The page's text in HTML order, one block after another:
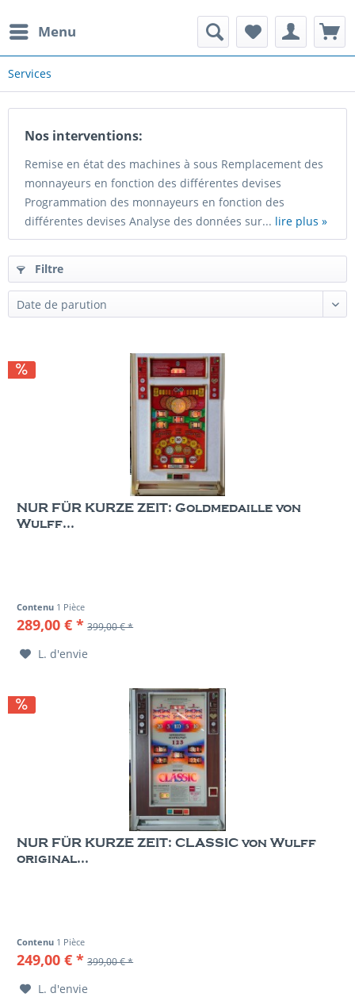
Menu
Services
Nos interventions:
Remise en état des machines à sous Remplacement des
monnayeurs en fonction des différentes devises
Programmation des monnayeurs en fonction des
différentes devises Analyse des données sur... lire plus »
Filtre
NUR FÜR KURZE ZEIT: Goldmedaille von
Wulff...
Contenu 1 Pièce
289,00 € * 399,00 € *
L. d'envie
NUR FÜR KURZE ZEIT: CLASSIC von Wulff
original...
Contenu 1 Pièce
249,00 € * 399,00 € *
L. d'envie